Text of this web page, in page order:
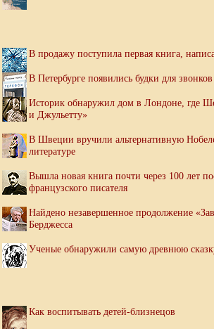
В продажу поступила первая книга,
В Петербурге появились будки для
Историк обнаружил дом в Лондоне, где
и Джульетту»
В Швеции вручили альтернативную
литературе
Вышла новая книга почти через 100 лет
французского писателя
Найдено незавершенное продолжение
Берджесса
Ученые обнаружили самую древнюю
Как воспитывать детей-близнецов